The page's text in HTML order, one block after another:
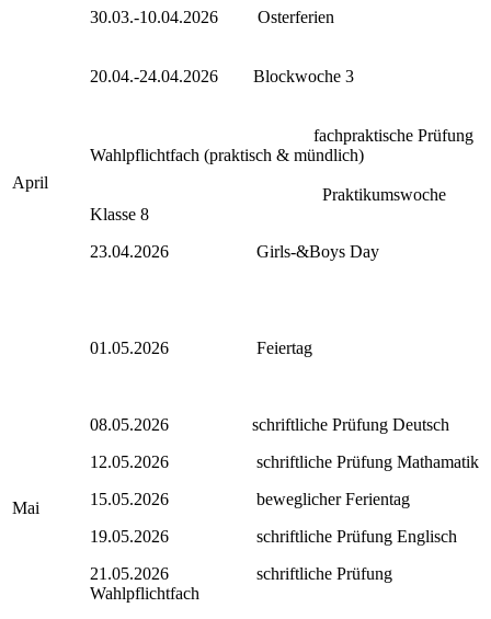
30.03.-10.04.2026 Osterferien
April
20.04.-24.04.2026 Blockwoche 3
fachpraktische Prüfung
Wahlpflichtfach (praktisch & mündlich)
Praktikumswoche
Klasse 8
23.04.2026 Girls-&Boys Day
Mai
01.05.2026 Feiertag
08.05.2026 schriftliche Prüfung Deutsch
12.05.2026 schriftliche Prüfung Mathamatik
15.05.2026 beweglicher Ferientag
19.05.2026 schriftliche Prüfung Englisch
21.05.2026 schriftliche Prüfung
Wahlpflichtfach